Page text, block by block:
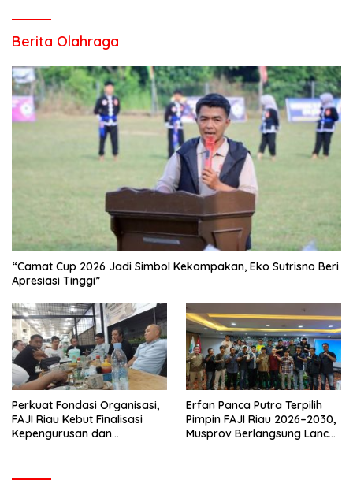
Berita Olahraga
“Camat Cup 2026 Jadi Simbol Kekompakan, Eko Sutrisno Beri
Apresiasi Tinggi”
Perkuat Fondasi Organisasi,
FAJI Riau Kebut Finalisasi
Kepengurusan dan
Erfan Panca Putra Terpilih
Pimpin FAJI Riau 2026–2030,
Musprov Berlangsung Lancar